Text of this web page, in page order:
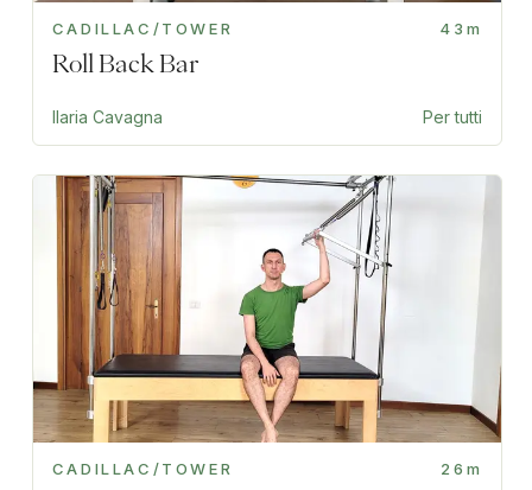
CADILLAC/TOWER 43m
Roll Back Bar
Ilaria Cavagna Per tutti
CADILLAC/TOWER 26m